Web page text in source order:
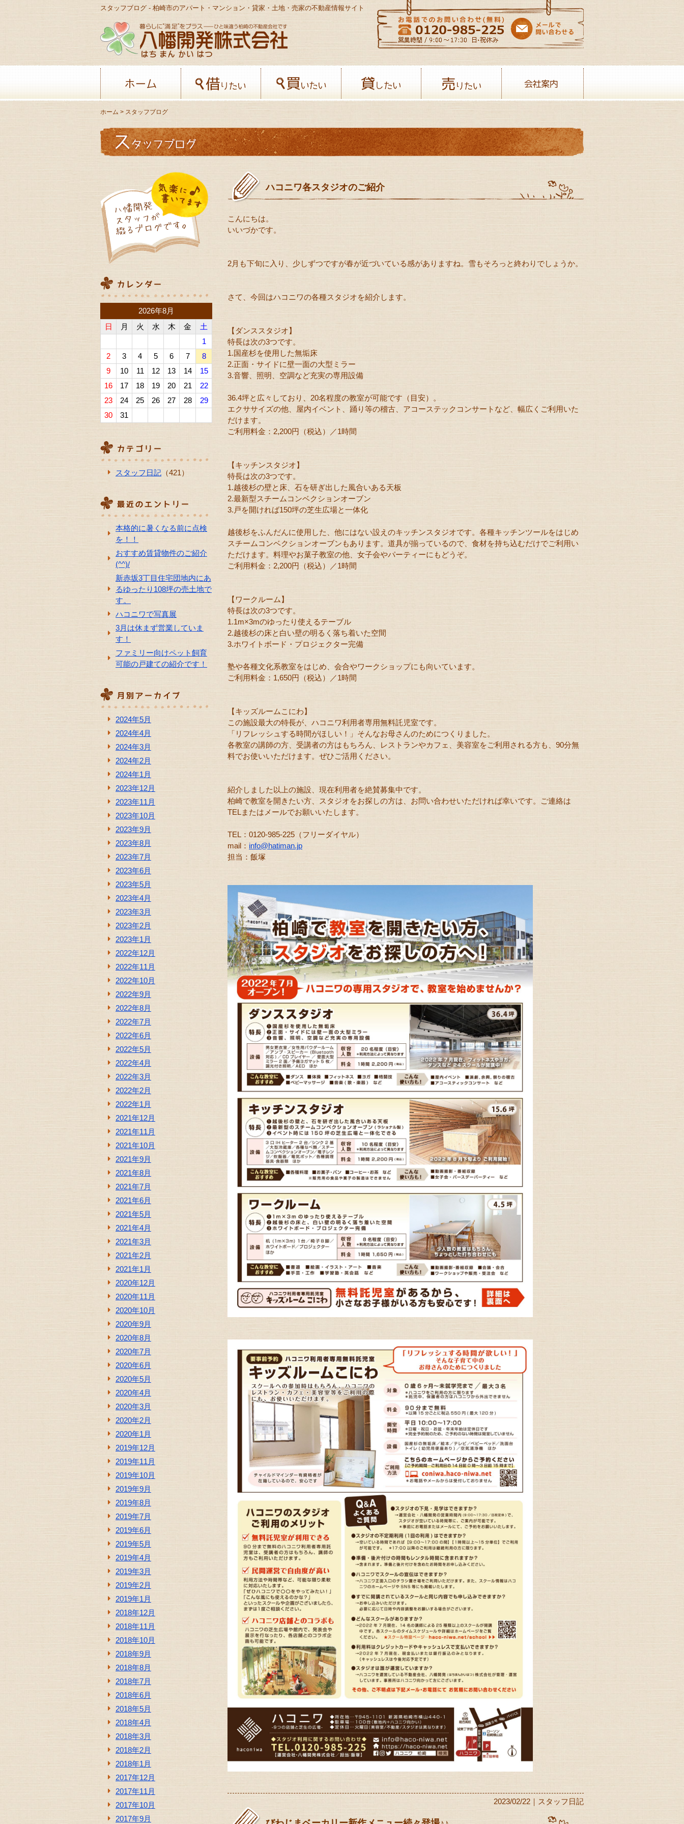
スタッフブログ - 柏崎市のアパート・マンション・貸家・土地・売家の不動産情報サイト
八幡開発株式会社-柏﨑の不動産会社
ホーム 借りたい 買いたい 貸したい 売りたい 会社案内
ホーム > スタッフブログ
2026年8月
日
月 火 水 木 金
土
1
2
3 4 5 6 7
8
9
10 11 12 13 14
15
16
17 18 19 20 21
22
23
24 25 26 27 28
29
30
31
スタッフ日記 （421）
本格的に暑くなる前に点検
を！！
おすすめ賃貸物件のご紹介
(^^)/
新赤坂3丁目住宅団地内にあ
るゆったり108坪の売土地で
す。
ハコニワで写真展
3月は休まず営業していま
す！
ファミリー向けペット飼育
可能の戸建ての紹介です！
2024年5月
2024年4月
2024年3月
2024年2月
2024年1月
2023年12月
2023年11月
2023年10月
2023年9月
2023年8月
2023年7月
2023年6月
2023年5月
2023年4月
2023年3月
2023年2月
2023年1月
2022年12月
2022年11月
2022年10月
2022年9月
2022年8月
2022年7月
2022年6月
2022年5月
2022年4月
2022年3月
2022年2月
2022年1月
2021年12月
2021年11月
2021年10月
2021年9月
2021年8月
2021年7月
2021年6月
2021年5月
2021年4月
2021年3月
2021年2月
2021年1月
2020年12月
2020年11月
2020年10月
2020年9月
2020年8月
2020年7月
2020年6月
2020年5月
2020年4月
2020年3月
2020年2月
2020年1月
2019年12月
2019年11月
2019年10月
2019年9月
2019年8月
2019年7月
2019年6月
2019年5月
2019年4月
2019年3月
2019年2月
2019年1月
2018年12月
2018年11月
2018年10月
2018年9月
2018年8月
2018年7月
2018年6月
2018年5月
2018年4月
2018年3月
2018年2月
2018年1月
2017年12月
2017年11月
2017年10月
2017年9月
ハコニワ各スタジオのご紹介
こんにちは。
いいづかです。
2月も下旬に入り、少しずつですが春が近づいている感がありますね。雪もそろっと終わりでしょうか。
さて、今回はハコニワの各種スタジオを紹介します。
【ダンススタジオ】
特長は次の3つです。
1.国産杉を使用した無垢床
2.正面・サイドに壁一面の大型ミラー
3.音響、照明、空調など充実の専用設備
36.4坪と広々しており、20名程度の教室が可能です（目安）。
エクササイズの他、屋内イベント、踊り等の稽古、アコーステックコンサートなど、幅広くご利用いた
だけます。
ご利用料金：2,200円（税込）／1時間
【キッチンスタジオ】
特長は次の3つです。
1.越後杉の壁と床、石を研ぎ出した風合いある天板
2.最新型スチームコンベクションオーブン
3.戸を開ければ150坪の芝生広場と一体化
越後杉をふんだんに使用した、他にはない設えのキッチンスタジオです。各種キッチンツールをはじめ
スチームコンベクションオーブンもあります。道具が揃っているので、食材を持ち込むだけでご利用い
ただけます。料理やお菓子教室の他、女子会やパーティーにもどうぞ。
ご利用料金：2,200円（税込）／1時間
【ワークルーム】
特長は次の3つです。
1.1m×3mのゆったり使えるテーブル
2.越後杉の床と白い壁の明るく落ち着いた空間
3.ホワイトボード・プロジェクター完備
塾や各種文化系教室をはじめ、会合やワークショップにも向いています。
ご利用料金：1,650円（税込）／1時間
【キッズルームこにわ】
この施設最大の特長が、ハコニワ利用者専用無料託児室です。
「リフレッシュする時間がほしい！」そんなお母さんのためにつくりました。
各教室の講師の方、受講者の方はもちろん、レストランやカフェ、美容室をご利用される方も、90分無
料でお使いいただけます。ぜひご活用ください。
紹介しました以上の施設、現在利用者を絶賛募集中です。
柏崎で教室を開きたい方、スタジオをお探しの方は、お問い合わせいただければ幸いです。ご連絡は
TELまたはメールでお願いいたします。
TEL：0120-985-225（フリーダイヤル）
mail： info@hatiman.jp
担当：飯塚
2023/02/22｜スタッフ日記